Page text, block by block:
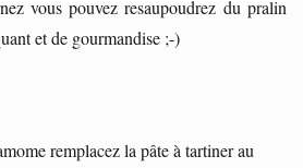
vous pouvez resaupoudrez du pralin
et de gourmandise ;-)
remplacez la pâte à tartiner au